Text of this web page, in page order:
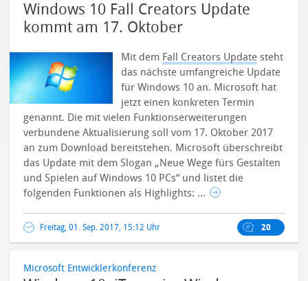
Windows 10 Fall Creators Update
kommt am 17. Oktober
Mit dem Fall Creators Update steht
das nächste umfangreiche Update
für Windows 10 an. Microsoft hat
jetzt einen konkreten Termin
genannt. Die mit vielen Funktionserweiterungen
verbundene Aktualisierung soll vom 17. Oktober 2017
an zum Download bereitstehen. Microsoft überschreibt
das Update mit dem Slogan „Neue Wege fürs Gestalten
und Spielen auf Windows 10 PCs“ und listet die
folgenden Funktionen als Highlights: ...
Freitag, 01. Sep. 2017, 15:12 Uhr 20
Microsoft Entwicklerkonferenz